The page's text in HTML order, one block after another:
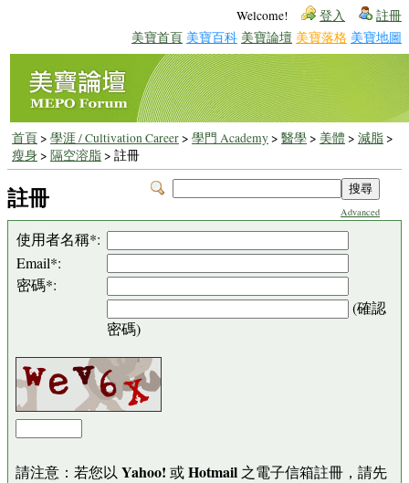
Welcome! 登入 註冊
美寶首頁 美寶百科 美寶論壇 美寶落格 美寶地圖
首頁> 學涯 / Cultivation Career> 學門 Academy> 醫學> 美體 > 減脂>
瘦身> 隔空溶脂> 註冊
Advanced
註冊
使用者名稱*:
Email*:
密碼*:
(確認
密碼)
請注意：若您以 Yahoo! 或Hotmail 之電子信箱註冊，請先